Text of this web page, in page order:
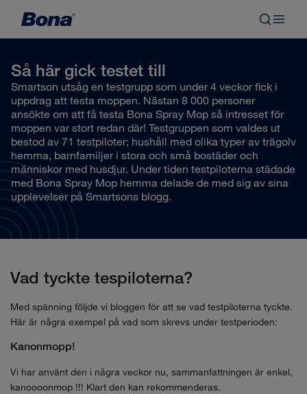
Så här gick testet till
Smartson utsåg en testgrupp som under 4 veckor fick i
uppdrag att testa moppen. Nästan 8 000 personer
ansökte om att få testa Bona Spray Mop så intresset för
moppen var stort redan där! Testgruppen som valdes ut
bestod av 71 testpiloter; hushåll med olika typer av trägolv
hemma, barnfamiljer i stora och små bostäder och
människor med husdjur. Under tiden testpiloterna städade
med Bona Spray Mop hemma delade de med sig av sina
upplevelser på Smartsons blogg.
Vad tyckte tespiloterna?
Med spänning följde vi bloggen för att se vad testpiloterna tyckte.
Här är några exempel på vad som skrevs under testperioden:
Kanonmopp!
Vi har använt den i några veckor nu, sammanfattningen är enkel,
kanoooonmop !!! Klart den kan rekommenderas.